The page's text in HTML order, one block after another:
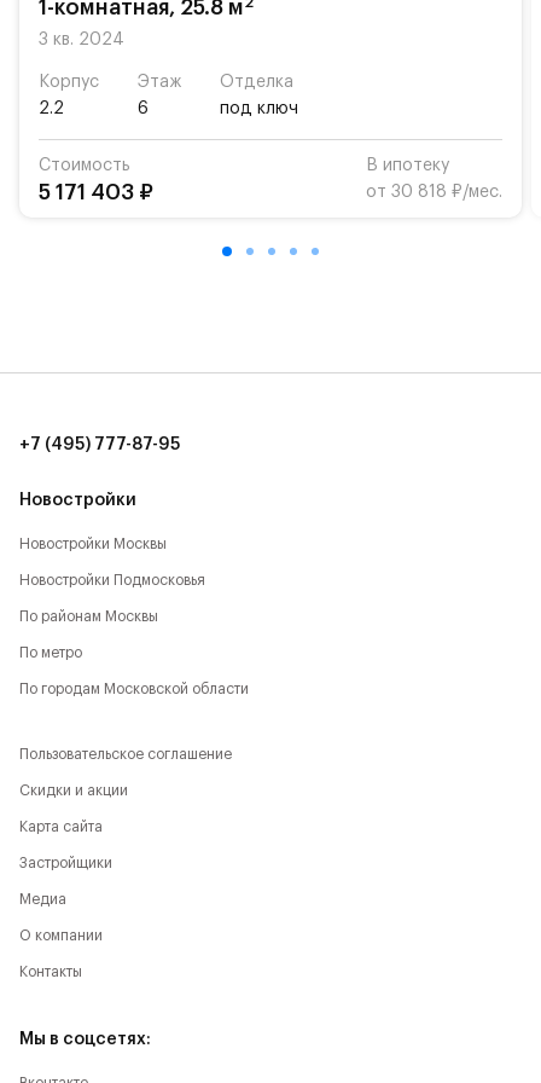
1-комнатная, 25.8 м
3 кв. 2024
Корпус
2.2
Этаж
6
Отделка
под ключ
Стоимость
5 171 403 ₽
В ипотеку
от 30 818 ₽/мес.
Новостройки
Новостройки Москвы
Новостройки Подмосковья
По районам Москвы
По метро
По городам Московской области
+7 (495) 777-87-95
Пользовательское соглашение
Скидки и акции
Карта сайта
Застройщики
Медиа
О компании
Контакты
Мы в соцсетях: